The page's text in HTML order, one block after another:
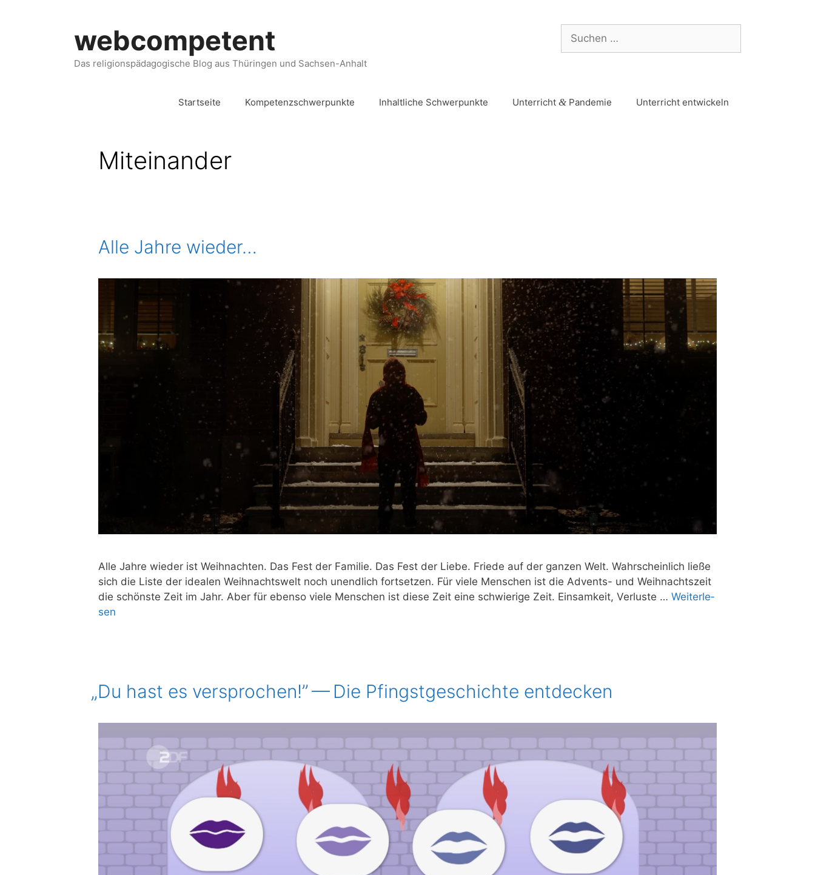
webcompetent
Das religionspädagogische Blog aus Thüringen und Sachsen-Anhalt
Startseite Kompetenzschwerpunkte Inhaltliche Schwerpunkte Unterricht & Pandemie Unterricht entwickeln
Miteinander
Alle Jahre wieder…
Alle Jah­re wie­der ist Weih­nach­ten. Das Fest der Fami­lie. Das Fest der Lie­be. Frie­de auf der gan­zen Welt. Wahr­schein­lich lie­ße
sich die Lis­te der idea­len Weih­nachts­welt noch unend­lich fort­set­zen. Für vie­le Men­schen ist die Advents- und Weih­nachts­zeit
die schöns­te Zeit im Jahr. Aber für eben­so vie­le Men­schen ist die­se Zeit eine schwie­ri­ge Zeit. Ein­sam­keit, Ver­lus­te … Wei­ter­le­
sen
„Du hast es versprochen!” — Die Pfingstgeschichte entdecken